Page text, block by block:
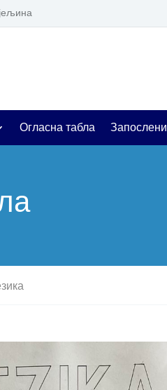
Огласна табла Запослени